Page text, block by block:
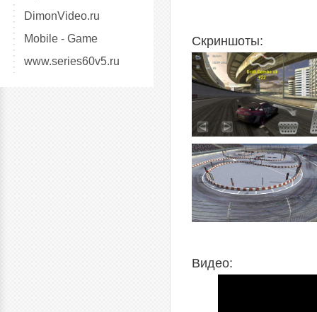
DimonVideo.ru
Mobile - Game
www.series60v5.ru
Скриншоты:
Видео: